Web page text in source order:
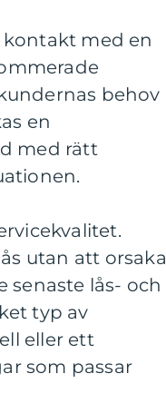
kontakt med en
behov
en
med rätt
utan att orsaka
senaste lås- och
typ av
eller ett
som passar